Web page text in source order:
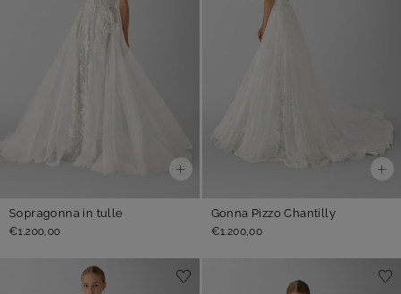
Sopragonna in tulle
€1.200,00
Gonna Pizzo Chantilly
€1.200,00